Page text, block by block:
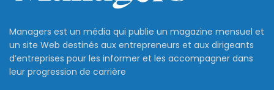
Managers est un média qui publie un magazine mensuel et
un site Web destinés aux entrepreneurs et aux dirigeants
d’entreprises pour les informer et les accompagner dans
leur progression de carrière